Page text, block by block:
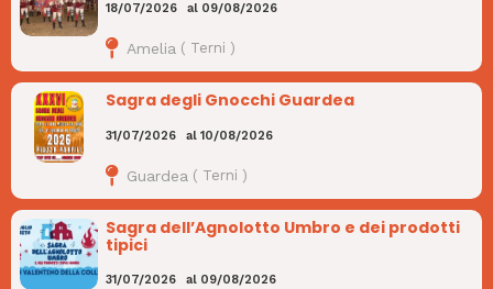
18/07/2026 al 09/08/2026
Amelia ( Terni )
Sagra degli Gnocchi Guardea
31/07/2026 al 10/08/2026
Guardea ( Terni )
Sagra dell’Agnolotto Umbro e dei prodotti
tipici
31/07/2026 al 09/08/2026